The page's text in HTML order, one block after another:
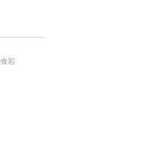
彩